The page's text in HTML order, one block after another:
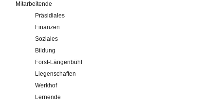
Mitarbeitende
Präsidiales
Finanzen
Soziales
Bildung
Forst-Längenbühl
Liegenschaften
Werkhof
Lernende